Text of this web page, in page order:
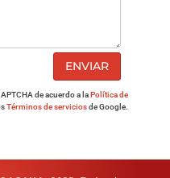
ENVIAR
de acuerdo a laPolítica de
Términos de serviciosde Google.